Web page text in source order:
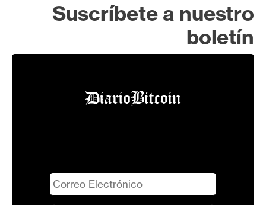
Suscríbete a nuestro
boletín